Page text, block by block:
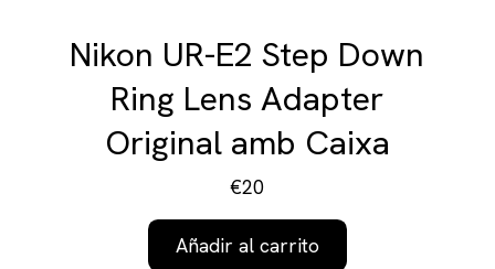
Nikon UR-E2 Step Down
Ring Lens Adapter
Original amb Caixa
€20
Añadir al carrito